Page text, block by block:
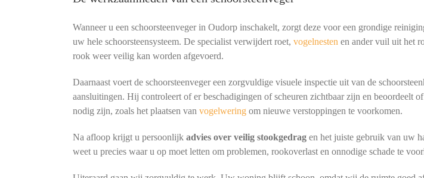
Wanneer u een schoorsteenveger in Oudorp inschakelt, zorgt deze voor een grondige
uw hele schoorsteensysteem. De specialist verwijdert roet, vogelnesten en ander vuil uit het
rook weer veilig kan worden afgevoerd.
Daarnaast voert de schoorsteenveger een zorgvuldige visuele inspectie uit van de
aansluitingen. Hij controleert of er beschadigingen of scheuren zichtbaar zijn en beoordeelt
nodig zijn, zoals het plaatsen van vogelweringom nieuwe verstoppingen te voorkomen.
Na afloop krijgt u persoonlijk advies over veilig stookgedragen het juiste gebruik van uw
weet u precies waar u op moet letten om problemen, rookoverlast en onnodige schade te